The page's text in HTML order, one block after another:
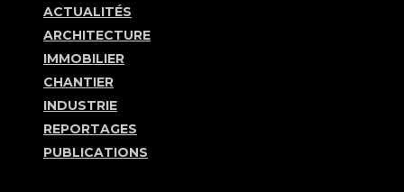
ACTUALITÉS
ARCHITECTURE
IMMOBILIER
CHANTIER
INDUSTRIE
REPORTAGES
PUBLICATIONS